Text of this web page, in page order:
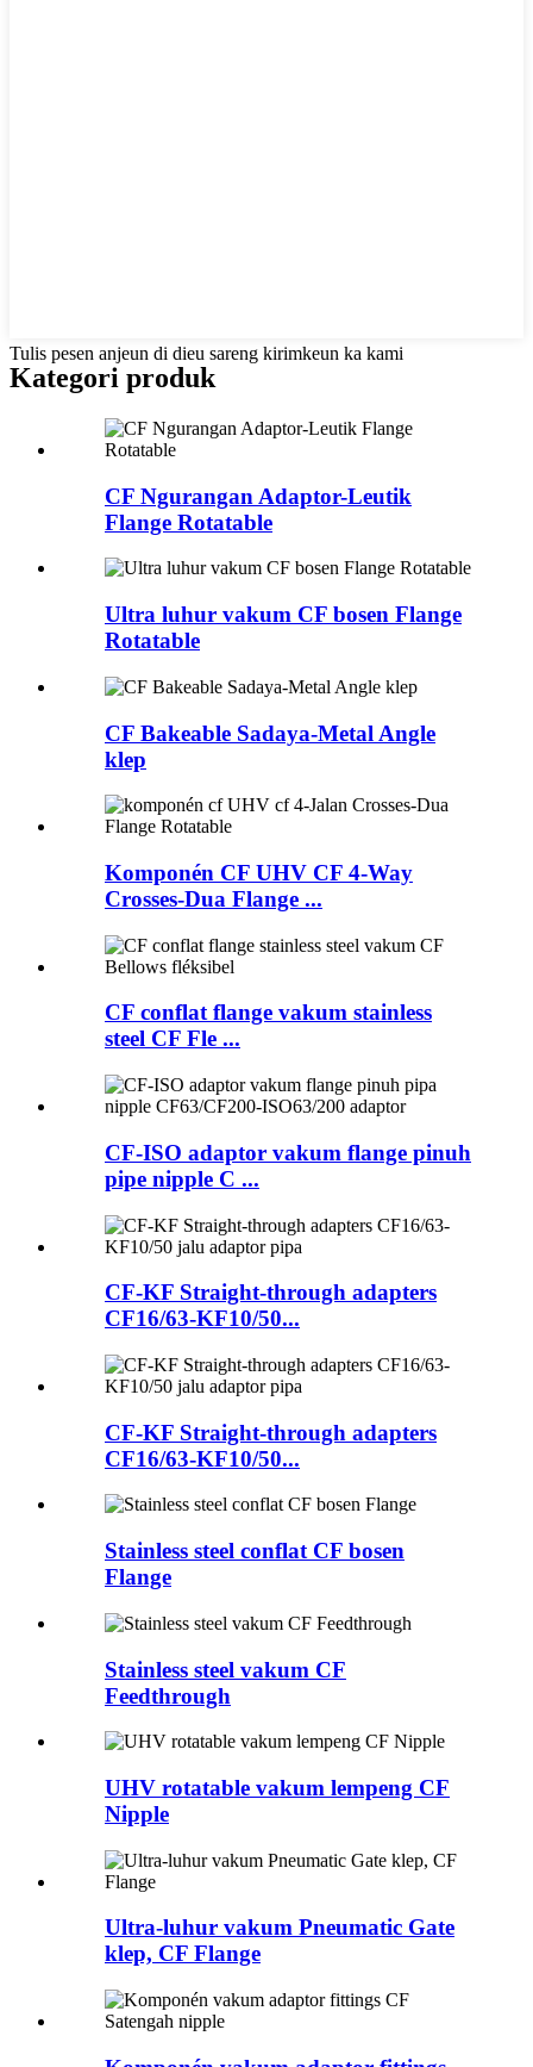
Tulis pesen anjeun di dieu sareng kirimkeun ka kami
Kategori produk
CF Ngurangan Adaptor-Leutik
Flange Rotatable
Ultra luhur vakum CF bosen Flange
Rotatable
CF Bakeable Sadaya-Metal Angle
klep
Komponén CF UHV CF 4-Way
Crosses-Dua Flange ...
CF conflat flange vakum stainless
steel CF Fle ...
CF-ISO adaptor vakum flange pinuh
pipe nipple C ...
CF-KF Straight-through adapters
CF16/63-KF10/50...
CF-KF Straight-through adapters
CF16/63-KF10/50...
Stainless steel conflat CF bosen
Flange
Stainless steel vakum CF
Feedthrough
UHV rotatable vakum lempeng CF
Nipple
Ultra-luhur vakum Pneumatic Gate
klep, CF Flange